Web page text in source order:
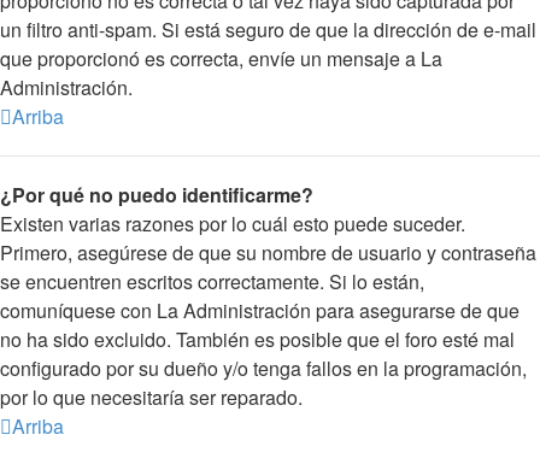
un filtro anti-spam. Si está seguro de que la dirección de e-mail
que proporcionó es correcta, envíe un mensaje a La
Administración.
Arriba
¿Por qué no puedo identificarme?
Existen varias razones por lo cuál esto puede suceder.
Primero, asegúrese de que su nombre de usuario y contraseña
se encuentren escritos correctamente. Si lo están,
comuníquese con La Administración para asegurarse de que
no ha sido excluido. También es posible que el foro esté mal
configurado por su dueño y/o tenga fallos en la programación,
por lo que necesitaría ser reparado.
Arriba